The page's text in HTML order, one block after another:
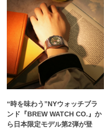
“時を味わう”NYウォッチブラ
ンド『BREW WATCH CO.』か
ら日本限定モデル第2弾が登